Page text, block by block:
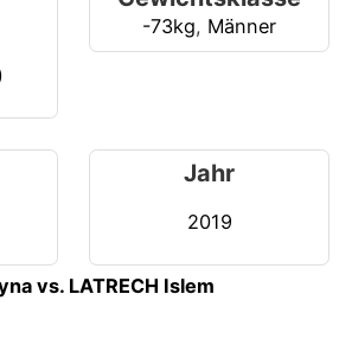
-73kg, Männer
Jahr
2019
vs. LATRECH Islem